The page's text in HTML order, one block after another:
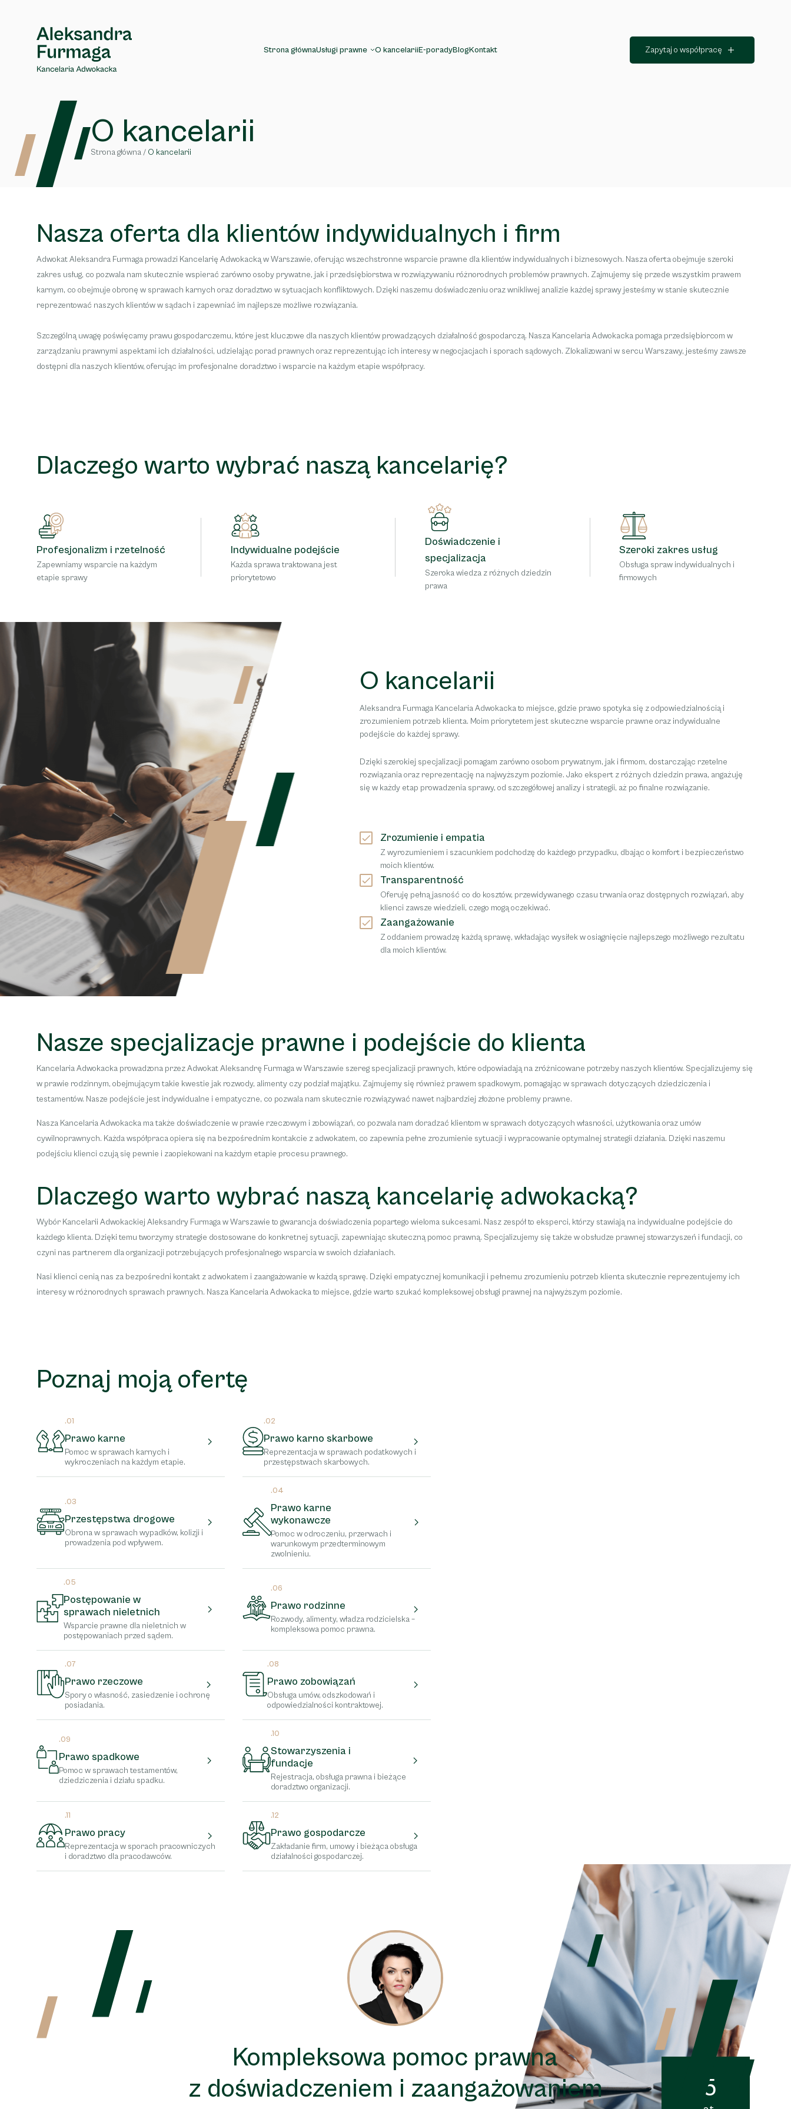
Strona głównaUsługi prawne O kancelariiE-poradyBlogKontakt Zapytaj o współpracę
O kancelarii
Strona główna/ O kancelarii
Nasza oferta dla klientów indywidualnych i firm
Adwokat Aleksandra Furmaga prowadzi Kancelarię Adwokacką w Warszawie, oferując wszechstronne wsparcie prawne dla klientów indywidualnych i biznesowych. Nasza oferta obejmuje szeroki
zakres usług, co pozwala nam skutecznie wspierać zarówno osoby prywatne, jak i przedsiębiorstwa w rozwiązywaniu różnorodnych problemów prawnych. Zajmujemy się przede wszystkim prawem
karnym, co obejmuje obronę w sprawach karnych oraz doradztwo w sytuacjach konfliktowych. Dzięki naszemu doświadczeniu oraz wnikliwej analizie każdej sprawy jesteśmy w stanie skutecznie
reprezentować naszych klientów w sądach i zapewniać im najlepsze możliwe rozwiązania.
Szczególną uwagę poświęcamy prawu gospodarczemu, które jest kluczowe dla naszych klientów prowadzących działalność gospodarczą. Nasza Kancelaria Adwokacka pomaga przedsiębiorcom w
zarządzaniu prawnymi aspektami ich działalności, udzielając porad prawnych oraz reprezentując ich interesy w negocjacjach i sporach sądowych. Zlokalizowani w sercu Warszawy, jesteśmy zawsze
dostępni dla naszych klientów, oferując im profesjonalne doradztwo i wsparcie na każdym etapie współpracy.
Dlaczego warto wybrać naszą kancelarię?
Profesjonalizm i rzetelność
Zapewniamy wsparcie na każdym
etapie sprawy
Indywidualne podejście
Każda sprawa traktowana jest
priorytetowo
Doświadczenie i
specjalizacja
Szeroka wiedza z różnych dziedzin
prawa
Szeroki zakres usług
Obsługa spraw indywidualnych i
firmowych
O kancelarii
Aleksandra Furmaga Kancelaria Adwokacka to miejsce, gdzie prawo spotyka się z odpowiedzialnością i
zrozumieniem potrzeb klienta. Moim priorytetem jest skuteczne wsparcie prawne oraz indywidualne
podejście do każdej sprawy.
Dzięki szerokiej specjalizacji pomagam zarówno osobom prywatnym, jak i firmom, dostarczając rzetelne
rozwiązania oraz reprezentację na najwyższym poziomie. Jako ekspert z różnych dziedzin prawa, angażuję
się w każdy etap prowadzenia sprawy, od szczegółowej analizy i strategii, aż po finalne rozwiązanie.
Zrozumienie i empatia
Z wyrozumieniem i szacunkiem podchodzę do każdego przypadku, dbając o komfort i bezpieczeństwo
moich klientów.
Transparentność
Oferuję pełną jasność co do kosztów, przewidywanego czasu trwania oraz dostępnych rozwiązań, aby
klienci zawsze wiedzieli, czego mogą oczekiwać.
Zaangażowanie
Z oddaniem prowadzę każdą sprawę, wkładając wysiłek w osiągnięcie najlepszego możliwego rezultatu
dla moich klientów.
Nasze specjalizacje prawne i podejście do klienta
Kancelaria Adwokacka prowadzona przez Adwokat Aleksandrę Furmaga w Warszawie szereg specjalizacji prawnych, które odpowiadają na zróżnicowane potrzeby naszych klientów. Specjalizujemy się
w prawie rodzinnym, obejmującym takie kwestie jak rozwody, alimenty czy podział majątku. Zajmujemy się również prawem spadkowym, pomagając w sprawach dotyczących dziedziczenia i
testamentów. Nasze podejście jest indywidualne i empatyczne, co pozwala nam skutecznie rozwiązywać nawet najbardziej złożone problemy prawne.
Nasza Kancelaria Adwokacka ma także doświadczenie w prawie rzeczowym i zobowiązań, co pozwala nam doradzać klientom w sprawach dotyczących własności, użytkowania oraz umów
cywilnoprawnych. Każda współpraca opiera się na bezpośrednim kontakcie z adwokatem, co zapewnia pełne zrozumienie sytuacji i wypracowanie optymalnej strategii działania. Dzięki naszemu
podejściu klienci czują się pewnie i zaopiekowani na każdym etapie procesu prawnego.
Dlaczego warto wybrać naszą kancelarię adwokacką?
Wybór Kancelarii Adwokackiej Aleksandry Furmaga w Warszawie to gwarancja doświadczenia popartego wieloma sukcesami. Nasz zespół to eksperci, którzy stawiają na indywidualne podejście do
każdego klienta. Dzięki temu tworzymy strategie dostosowane do konkretnej sytuacji, zapewniając skuteczną pomoc prawną. Specjalizujemy się także w obsłudze prawnej stowarzyszeń i fundacji, co
czyni nas partnerem dla organizacji potrzebujących profesjonalnego wsparcia w swoich działaniach.
Nasi klienci cenią nas za bezpośredni kontakt z adwokatem i zaangażowanie w każdą sprawę. Dzięki empatycznej komunikacji i pełnemu zrozumieniu potrzeb klienta skutecznie reprezentujemy ich
interesy w różnorodnych sprawach prawnych. Nasza Kancelaria Adwokacka to miejsce, gdzie warto szukać kompleksowej obsługi prawnej na najwyższym poziomie.
Poznaj moją ofertę
.01
Prawo karne
Pomoc w sprawach karnych i
wykroczeniach na każdym etapie.
.02
Prawo karno skarbowe
Reprezentacja w sprawach podatkowych i
przestępstwach skarbowych.
.03
Przestępstwa drogowe
Obrona w sprawach wypadków, kolizji i
prowadzenia pod wpływem.
.04
Prawo karne
wykonawcze
Pomoc w odroczeniu, przerwach i
warunkowym przedterminowym
zwolnieniu.
.05
Postępowanie w
sprawach nieletnich
Wsparcie prawne dla nieletnich w
postępowaniach przed sądem.
.06
Prawo rodzinne
Rozwody, alimenty, władza rodzicielska –
kompleksowa pomoc prawna.
.07
Prawo rzeczowe
Spory o własność, zasiedzenie i ochronę
posiadania.
.08
Prawo zobowiązań
Obsługa umów, odszkodowań i
odpowiedzialności kontraktowej.
.09
Prawo spadkowe
Pomoc w sprawach testamentów,
dziedziczenia i działu spadku.
.10
Stowarzyszenia i
fundacje
Rejestracja, obsługa prawna i bieżące
doradztwo organizacji.
.11
Prawo pracy
Reprezentacja w sporach pracowniczych
i doradztwo dla pracodawców.
.12
Prawo gospodarcze
Zakładanie firm, umowy i bieżąca obsługa
działalności gospodarczej.
15
Kompleksowa pomoc prawna
z doświadczeniem i zaangażowaniem